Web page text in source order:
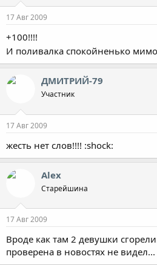
17 Авг 2009
+100!!!!
И поливалка спокойненько
ДМИТРИЙ-79
Участник
17 Авг 2009
жесть нет слов!!!! :shock:
Alex
Старейшина
17 Авг 2009
Вроде как там 2 девушки
проверена в новостях не видел...